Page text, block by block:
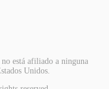
está afiliado a ninguna
Unidos.